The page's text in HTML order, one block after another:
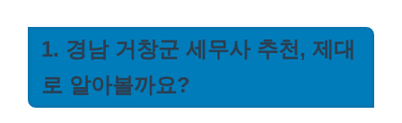
1. 경남 거창군 세무사 추천, 제대
로 알아볼까요?